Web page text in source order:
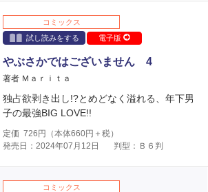
コミックス
試し読みをする
電子版
やぶさかではございません 4
著者 Ｍａｒｉｔａ
独占欲剥き出し!?とめどなく溢れる、年下男
子の最強BIG LOVE!!
定価 726 円（本体660円＋税）
発売日：2024年07月12日
判型：Ｂ６判
コミックス